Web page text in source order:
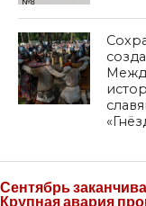
Сентябрь
Крупная авария